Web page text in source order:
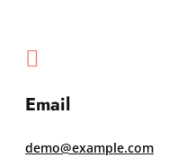

Email
demo@example.com